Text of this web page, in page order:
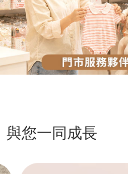
與您一同成長